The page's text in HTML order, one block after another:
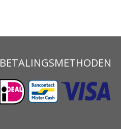
BETALINGSMETHODEN